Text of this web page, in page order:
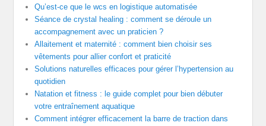
Qu’est-ce que le wcs en logistique automatisée
Séance de crystal healing : comment se déroule un
accompagnement avec un praticien ?
Allaitement et maternité : comment bien choisir ses
vêtements pour allier confort et praticité
Solutions naturelles efficaces pour gérer l’hypertension au
quotidien
Natation et fitness : le guide complet pour bien débuter
votre entraînement aquatique
Comment intégrer efficacement la barre de traction dans